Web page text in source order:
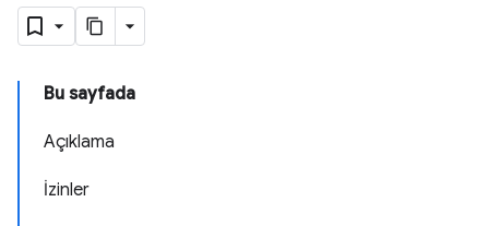
Bu sayfada
Açıklama
İzinler